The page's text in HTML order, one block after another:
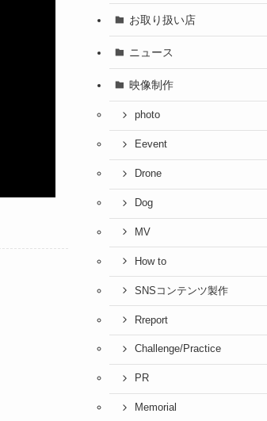
お取り扱い店
ニュース
映像制作
photo
Eevent
Drone
Dog
MV
How to
SNSコンテンツ製作
Rreport
Challenge/Practice
PR
Memorial